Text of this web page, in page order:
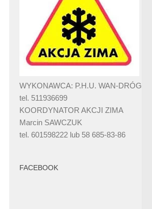
WYKONAWCA: P.H.U. WAN-DRÓG
tel. 511936699
KOORDYNATOR AKCJI ZIMA
Marcin SAWCZUK
tel. 601598222 lub 58 685-83-86
FACEBOOK